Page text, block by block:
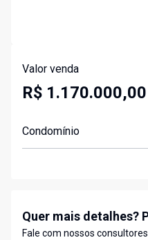
Valor venda
R$ 1.170.000,00
Condomínio
Quer mais detalhes?
Fale com nossos consultores